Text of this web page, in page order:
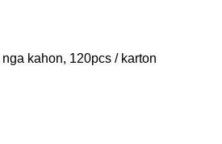
kahon, 120pcs / karton